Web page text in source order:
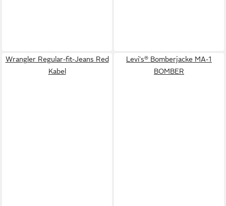
Wrangler Regular-fit-Jeans Red
Kabel
Levi's® Bomberjacke MA-1
BOMBER